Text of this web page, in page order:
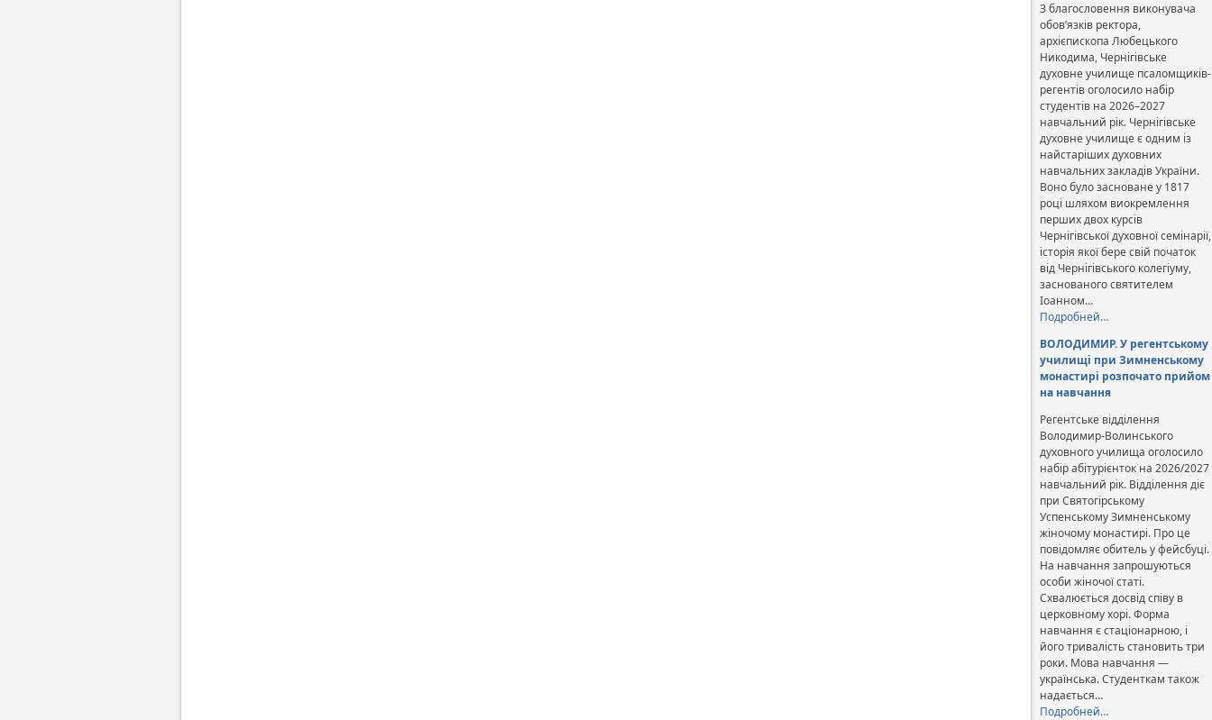
З благословення виконувача
обов’язків ректора,
архієпископа Любецького
Никодима, Чернігівське
духовне училище псаломщиків-
регентів оголосило набір
студентів на 2026–2027
навчальний рік. Чернігівське
духовне училище є одним із
найстаріших духовних
навчальних закладів України.
Воно було засноване у 1817
році шляхом виокремлення
перших двох курсів
Чернігівської духовної семінарії,
історія якої бере свій початок
від Чернігівського колегіуму,
заснованого святителем
Іоанном…
Подробней…
ВОЛОДИМИР. У регентському
училищі при Зимненському
монастирі розпочато прийом
на навчання
Регентське відділення
Володимир-Волинського
духовного училища оголосило
набір абітурієнток на 2026/2027
навчальний рік. Відділення діє
при Святогірському
Успенському Зимненському
жіночому монастирі. Про це
повідомляє обитель у фейсбуці.
На навчання запрошуються
особи жіночої статі.
Схвалюється досвід співу в
церковному хорі. Форма
навчання є стаціонарною, і
його тривалість становить три
роки. Мова навчання —
українська. Студенткам також
надається…
Подробней…